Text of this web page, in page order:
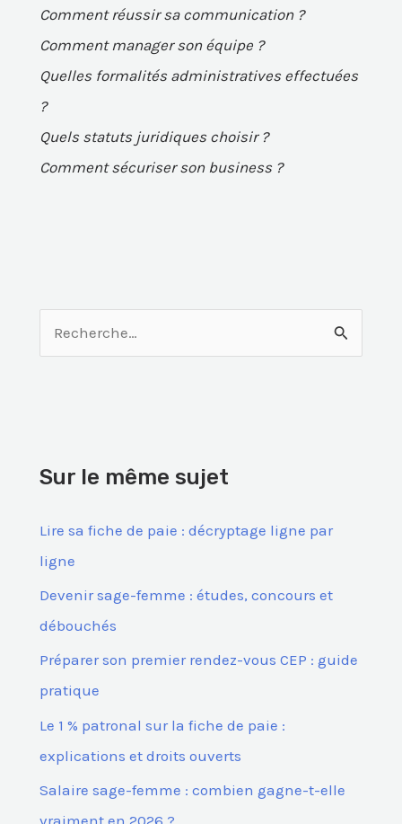
Comment réussir sa communication ?
Comment manager son équipe ?
Quelles formalités administratives effectuées
?
Quels statuts juridiques choisir ?
Comment sécuriser son business ?
h
Sur le même sujet
Lire sa fiche de paie : décryptage ligne par
ligne
Devenir sage-femme : études, concours et
débouchés
Préparer son premier rendez-vous CEP : guide
pratique
Le 1 % patronal sur la fiche de paie :
explications et droits ouverts
Salaire sage-femme : combien gagne-t-elle
vraiment en 2026 ?